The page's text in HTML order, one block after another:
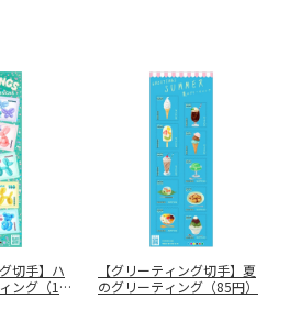
切手】ハ
ング（11
【グリーティング切手】夏
のグリーティング（85円）